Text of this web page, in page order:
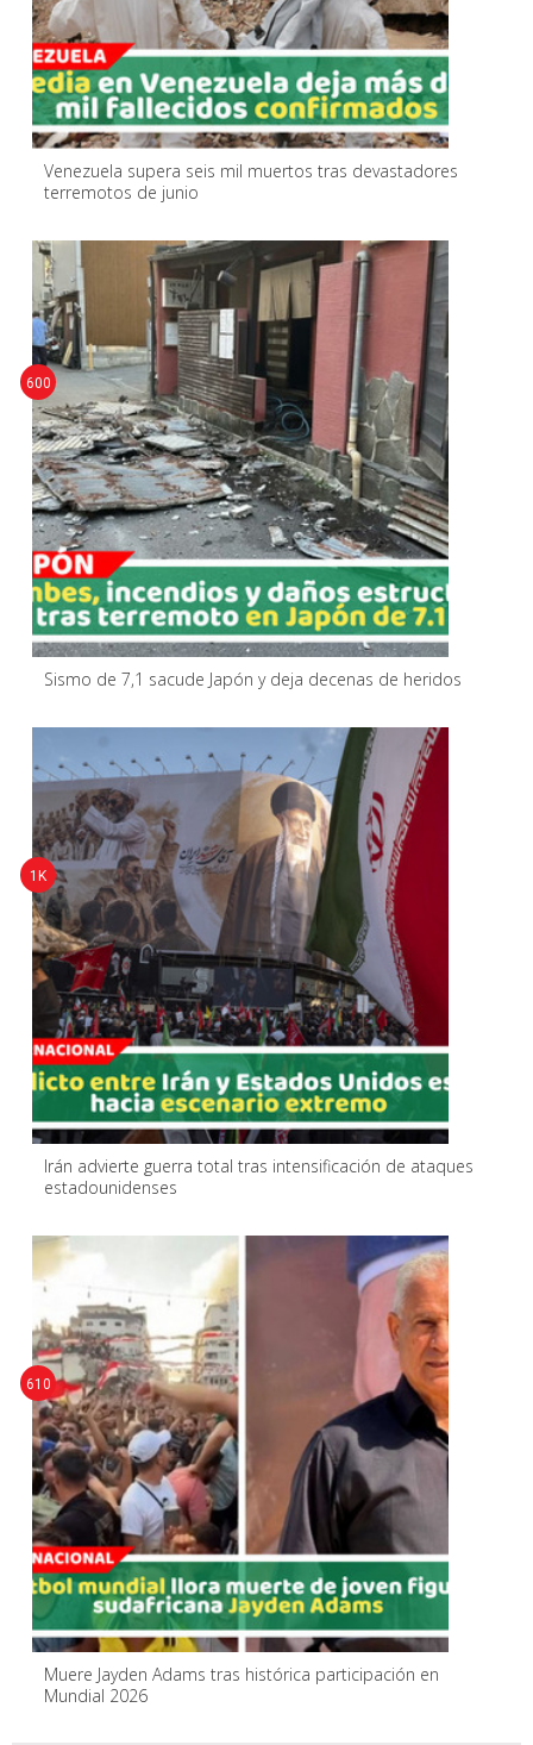
Venezuela supera seis mil muertos tras devastadores
terremotos de junio
Sismo de 7,1 sacude Japón y deja decenas de heridos
600
Irán advierte guerra total tras intensificación de ataques
estadounidenses
1K
Muere Jayden Adams tras histórica participación en
Mundial 2026
610